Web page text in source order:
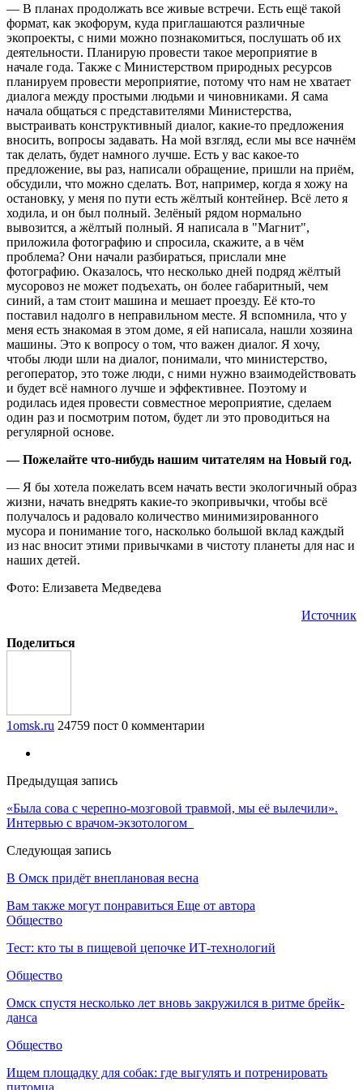
— В планах продолжать все живые встречи. Есть ещё такой
формат, как экофорум, куда приглашаются различные
экопроекты, с ними можно познакомиться, послушать об их
деятельности. Планирую провести такое мероприятие в
начале года. Также с Министерством природных ресурсов
планируем провести мероприятие, потому что нам не хватает
диалога между простыми людьми и чиновниками. Я сама
начала общаться с представителями Министерства,
выстраивать конструктивный диалог, какие-то предложения
вносить, вопросы задавать. На мой взгляд, если мы все начнём
так делать, будет намного лучше. Есть у вас какое-то
предложение, вы раз, написали обращение, пришли на приём,
обсудили, что можно сделать. Вот, например, когда я хожу на
остановку, у меня по пути есть жёлтый контейнер. Всё лето я
ходила, и он был полный. Зелёный рядом нормально
вывозится, а жёлтый полный. Я написала в "Магнит",
приложила фотографию и спросила, скажите, а в чём
проблема? Они начали разбираться, прислали мне
фотографию. Оказалось, что несколько дней подряд жёлтый
мусоровоз не может подъехать, он более габаритный, чем
синий, а там стоит машина и мешает проезду. Её кто-то
поставил надолго в неправильном месте. Я вспомнила, что у
меня есть знакомая в этом доме, я ей написала, нашли хозяина
машины. Это к вопросу о том, что важен диалог. Я хочу,
чтобы люди шли на диалог, понимали, что министерство,
регоператор, это тоже люди, с ними нужно взаимодействовать
и будет всё намного лучше и эффективнее. Поэтому и
родилась идея провести совместное мероприятие, сделаем
один раз и посмотрим потом, будет ли это проводиться на
регулярной основе.
— Пожелайте что-нибудь нашим читателям на Новый год.
— Я бы хотела пожелать всем начать вести экологичный образ
жизни, начать внедрять какие-то экопривычки, чтобы всё
получалось и радовало количество минимизированного
мусора и понимание того, насколько большой вклад каждый
из нас вносит этими привычками в чистоту планеты для нас и
наших детей.
Фото: Елизавета Медведева
Источник
Поделиться
1omsk.ru 24759 пост 0 комментарии
Предыдущая запись
«Была сова с черепно-мозговой травмой, мы её вылечили».
Интервью с врачом-экзотологом
Следующая запись
В Омск придёт внеплановая весна
Вам также могут понравиться Еще от автора
Общество
Тест: кто ты в пищевой цепочке ИТ-технологий
Общество
Омск спустя несколько лет вновь закружился в ритме брейк-
данса
Общество
Ищем площадку для собак: где выгулять и потренировать
питомца